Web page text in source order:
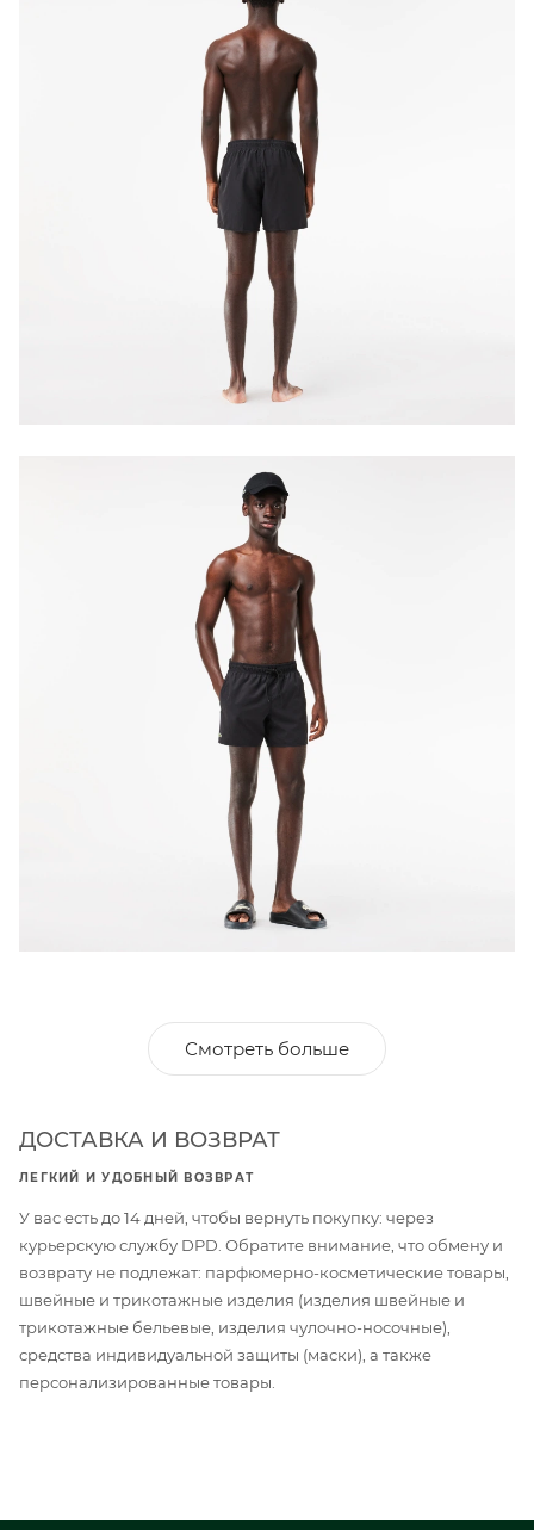
Смотреть больше
ДОСТАВКА И ВОЗВРАТ
ЛЕГКИЙ И УДОБНЫЙ ВОЗВРАТ
У вас есть до 14 дней, чтобы вернуть покупку: через
курьерскую службу DPD. Обратите внимание, что обмену и
возврату не подлежат: парфюмерно-косметические товары,
швейные и трикотажные изделия (изделия швейные и
трикотажные бельевые, изделия чулочно-носочные),
средства индивидуальной защиты (маски), а также
персонализированные товары.